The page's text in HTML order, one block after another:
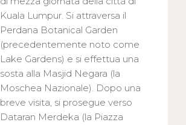
Kuala Lumpur. Si attraversa il
Perdana Botanical Garden
(precedentemente noto come
Lake Gardens) e si effettua una
sosta alla Masjid Negara (la
Moschea Nazionale). Dopo una
breve visita, si prosegue verso
Dataran Merdeka (la Piazza